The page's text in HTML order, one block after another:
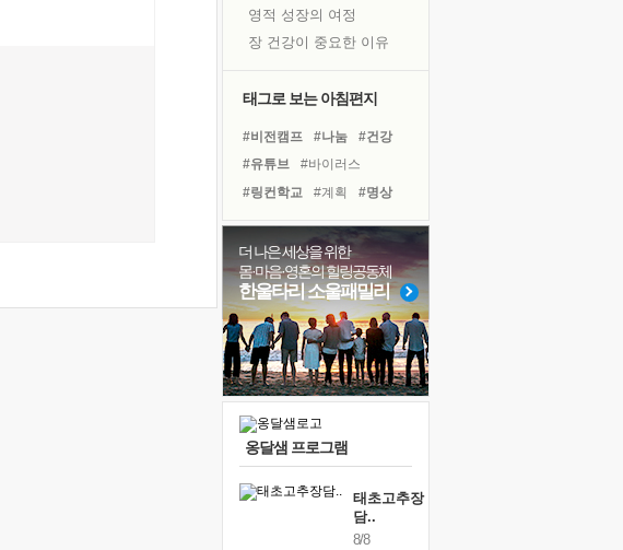
영적 성장의 여정
장 건강이 중요한 이유
흙이 된 몸으로 출근하는 여자
꿈이 실제가 되는 것
'말 타는 법'을 먼저
아픈 아버지를 위한 공간 설계
졸업식 사진을 보며
극심한 변비, 어깨결림, 수면 장애
보고 싶은 어머니
마음이 멈춰 버린 곳
못된 꼰대들
태그로 보는 아침편지
#비전캠프 #나눔
#건강
#유튜브
#바이러스
#링컨학교
#계획
#명상
#희망
#위기
#독서
#리더
#다짐
#친구
#극복
#삶 #경험
#도움
#독서캠프
#사람
#면역력
더 나은 세상을 위한
몸·마음·영혼의 힐링공동체
한울타리 소울패밀리
옹달샘 프로그램
태초고추장
담..
8/8